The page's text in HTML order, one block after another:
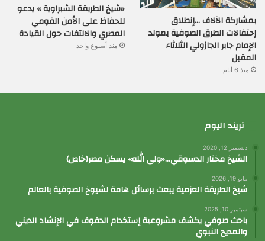
بمشاركة الآلاف …إنطلاق
إحتفالات الطرق الصوفية بمولد
الإمام جابر الجازولي الثلاثاء
المقبل
منذ 6 أيام
«شيخ الطريقة الشبراوية » يدعو
للحفاظ على الأمن القومي
المصري والالتفات حول القيادة
منذ أسبوع واحد
تريند اليوم
ديسمبر 12, 2020
الشيخ مختار الدسوقي…«ولي الله» يسكن مصر(خاص)
مايو 19, 2026
شيخ الطريقة العزمية يبعث برسائل هامة لشيوخ الصوفية بالعالم
سبتمبر 10, 2025
باحث صوفي يكشف مشروعية إستخدام الدفوف في الإنشاد الديني
والمديح النبوي